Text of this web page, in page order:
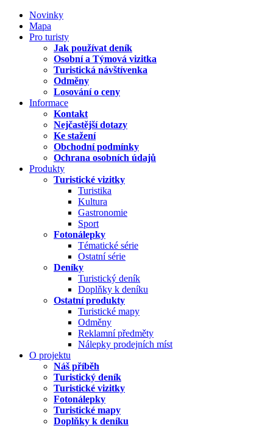
Novinky
Mapa
Pro turisty
Jak používat deník
Osobní a Týmová vizitka
Turistická návštívenka
Odměny
Losování o ceny
Informace
Kontakt
Nejčastější dotazy
Ke stažení
Obchodní podmínky
Ochrana osobních údajů
Produkty
Turistické vizitky
Turistika
Kultura
Gastronomie
Sport
Fotonálepky
Tématické série
Ostatní série
Deníky
Turistický deník
Doplňky k deníku
Ostatní produkty
Turistické mapy
Odměny
Reklamní předměty
Nálepky prodejních míst
O projektu
Náš příběh
Turistický deník
Turistické vizitky
Fotonálepky
Turistické mapy
Doplňky k deníku